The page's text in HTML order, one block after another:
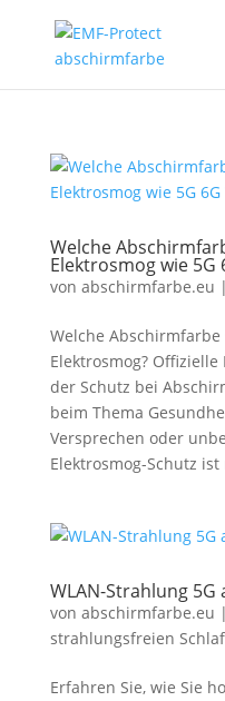
Welche
Elektrosmog wie 5G
von abschirmfarbe.eu |
Welche
Elektrosmog?
der Schutz bei
beim Thema
Versprechen oder
Elektrosmog-Schutz ist
WLAN-Strahlung
von abschirmfarbe.eu |
strahlungsfreien
Erfahren Sie, wie Sie